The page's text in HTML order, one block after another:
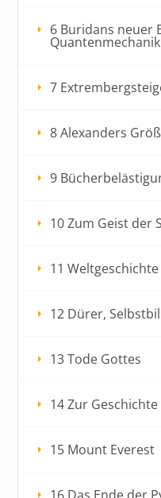
6 Buridans neuer
Quantenmechanik
7
8 Alexanders
9
10 Zum Geist der
11
12 Dürer,
13 Tode Gottes
14 Zur
15 Mount Everest
16 Das Ende der